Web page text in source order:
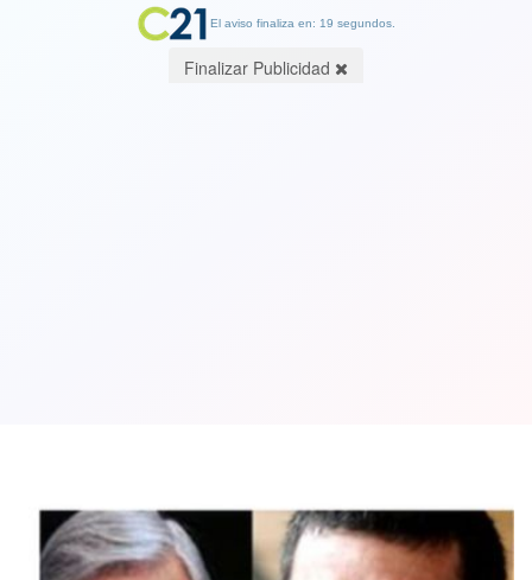
El aviso finaliza en: 19 segundos.
Finalizar Publicidad